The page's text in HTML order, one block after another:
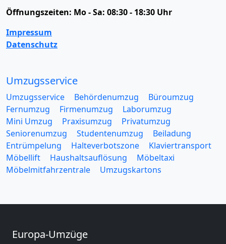
Öffnungszeiten: Mo - Sa: 08:30 - 18:30 Uhr
Impressum
Datenschutz
Umzugsservice
Umzugsservice Behördenumzug
Büroumzug
Fernumzug
Firmenumzug
Laborumzug
Mini Umzug
Praxisumzug
Privatumzug
Seniorenumzug
Studentenumzug
Beiladung
Entrümpelung
Halteverbotszone
Klaviertransport
Möbellift
Haushaltsauflösung
Möbeltaxi
Möbelmitfahrzentrale
Umzugskartons
Europa-Umzüge